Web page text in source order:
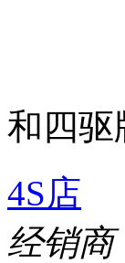
和四驱
4S店
经销商